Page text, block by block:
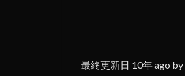
最終更新日 10年 ago by